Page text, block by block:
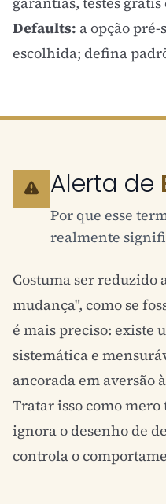
Defaults: a opção
escolhida; defina
Alerta de
Por que esse
realmente
Costuma ser reduzido
mudança", como se
é mais preciso: existe
sistemática e
ancorada em aversão
Tratar isso como
ignora o desenho de
controla o